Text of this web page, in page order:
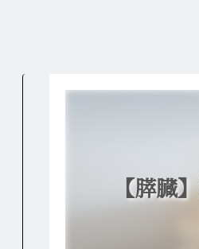
【膵臓